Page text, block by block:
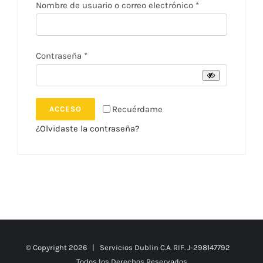
Nombre de usuario o correo electrónico *Obligatorio
Contraseña *Obligatorio
Recuérdame
ACCESO
¿Olvidaste la contraseña?
© Copyright 2026 | Servicios Dublin C.A. RIF. J-298147792